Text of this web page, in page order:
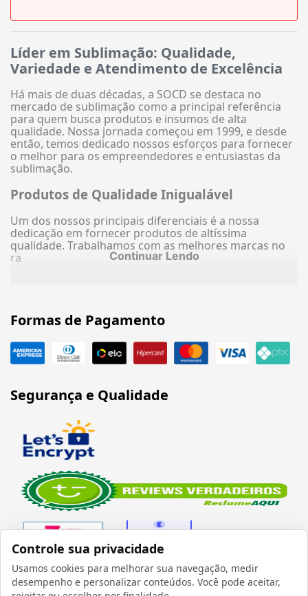
Controle sua privacidade
Usamos cookies para melhorar sua navegação, medir
desempenho e personalizar conteúdos. Você pode aceitar,
Líder em Sublimação: Qualidade,
Variedade e Atendimento de Excelência
Há mais de duas décadas, a SOCD se destaca no
mercado de sublimação como a principal referência
para quem busca produtos e insumos de alta
qualidade. Nossa jornada começou em 1999, e desde
então, temos dedicado nossos esforços para fornecer
o melhor para os empreendedores e entusiastas da
sublimação.
Produtos de Qualidade Inigualável
Um dos nossos principais diferenciais é a nossa
dedicação em fornecer produtos de altíssima
qualidade. Trabalhamos com as melhores marcas no
ra
Continuar Lendo
Formas de Pagamento
Segurança e Qualidade
Verificada por